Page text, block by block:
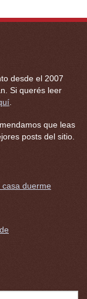
desde el 2007
Si querés leer
.
que leas
posts del sitio.
duerme